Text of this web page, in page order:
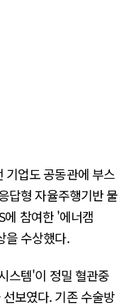
기업도 공동관에 부스
답형 자율주행기반 물
에 참여한 '에너캠
을 수상했다.
스템'이 정밀 혈관중
보였다. 기존 수술방